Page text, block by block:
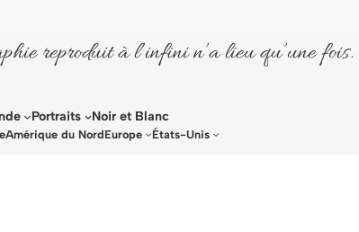
reproduit à l’infini n’a lieu qu’une fois.
Portraits Noir et Blanc
Amérique du NordEurope États-Unis